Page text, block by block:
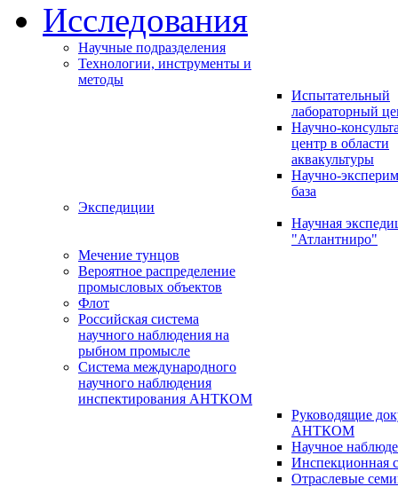
Исследования
Научные подразделения
Технологии, инструменты и
методы
Испытательный
лабораторный
Научно-
центр в области
аквакультуры
Научно-
база
Экспедиции
Научная
"Атлантниро"
Мечение тунцов
Вероятное распределение
промысловых объектов
Флот
Российская система
научного наблюдения на
рыбном промысле
Система международного
научного наблюдения
инспектирования АНТКОМ
Руководящие
АНТКОМ
Научное
Инспекционная
Отраслевые